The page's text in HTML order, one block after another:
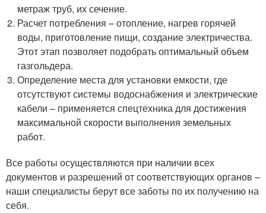
метраж труб, их сечение.
Расчет потребления – отопление, нагрев горячей
воды, приготовление пищи, создание электричества.
Этот этап позволяет подобрать оптимальный объем
газгольдера.
Определение места для установки емкости, где
отсутствуют системы водоснабжения и электрические
кабели – применяется спецтехника для достижения
максимальной скорости выполнения земельных
работ.
Все работы осуществляются при наличии всех
документов и разрешений от соответствующих органов –
наши специалисты берут все заботы по их получению на
себя.